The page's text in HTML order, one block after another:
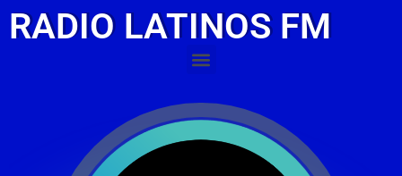
RADIO LATINOS FM